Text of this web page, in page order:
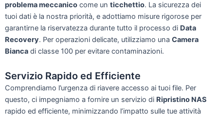
problema meccanico come un ticchettio. La sicurezza dei
tuoi dati è la nostra priorità, e adottiamo misure rigorose per
garantirne la riservatezza durante tutto il processo di Data
Recovery. Per operazioni delicate, utilizziamo una Camera
Bianca di classe 100 per evitare contaminazioni.
Servizio Rapido ed Efficiente
Comprendiamo l’urgenza di riavere accesso ai tuoi file. Per
questo, ci impegniamo a fornire un servizio di Ripristino NAS
rapido ed efficiente, minimizzando l’impatto sulle tue attività